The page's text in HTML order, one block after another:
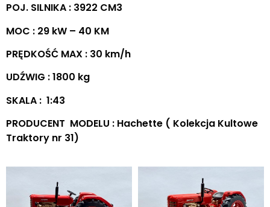
POJ. SILNIKA : 3922 CM3
MOC : 29 kW – 40 KM
PRĘDKOŚĆ MAX : 30 km/h
UDŹWIG : 1800 kg
SKALA : 1:43
PRODUCENT MODELU : Hachette ( Kolekcja Kultowe
Traktory nr 31)